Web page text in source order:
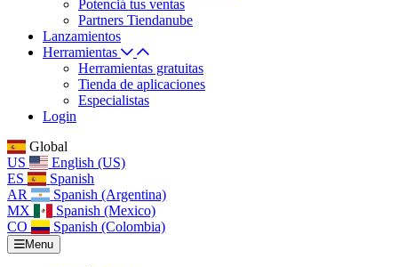
Potenciá tus ventas
Partners Tiendanube
Lanzamientos
Herramientas
Herramientas gratuitas
Tienda de aplicaciones
Especialistas
Login
Global
US
English (US)
ES
Spanish
AR
Spanish (Argentina)
MX
Spanish (Mexico)
CO
Spanish (Colombia)
Menu